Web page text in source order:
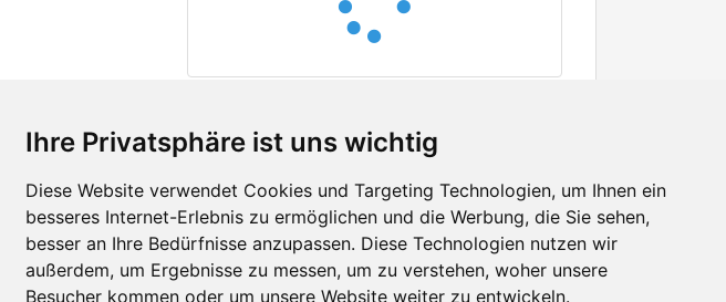
Ihre Privatsphäre ist uns wichtig
Diese Website verwendet Cookies und Targeting Technologien, um Ihnen ein
besseres Internet-Erlebnis zu ermöglichen und die Werbung, die Sie sehen,
besser an Ihre Bedürfnisse anzupassen. Diese Technologien nutzen wir
außerdem, um Ergebnisse zu messen, um zu verstehen, woher unsere
Besucher kommen oder um unsere Website weiter zu entwickeln.
Kontakt
Feedback
Fehler melden
Facebook
Twitter
YouTube